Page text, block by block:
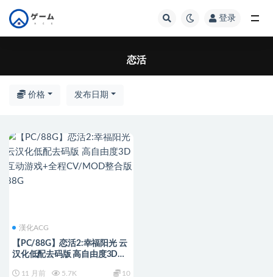
登录
恋活
价格 发布日期
漢化ACG
【PC/88G】恋活2:幸福阳光 云
汉化低配去码版 高自由度3D互
11 月前 5.7K 10